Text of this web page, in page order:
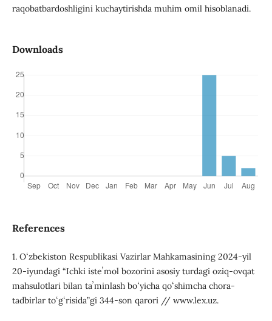
raqobatbardoshligini kuchaytirishda muhim omil hisoblanadi.
Downloads
References
1. Oʻzbekiston Respublikasi Vazirlar Mahkamasining 2024-yil
20-iyundagi “Ichki isteʼmol bozorini asosiy turdagi oziq-ovqat
mahsulotlari bilan taʼminlash boʻyicha qoʻshimcha chora-
tadbirlar toʻgʻrisida”gi 344-son qarori // www.lex.uz.